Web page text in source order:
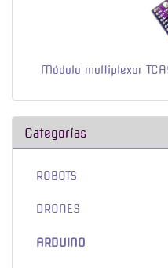
Módulo multiplexor
Categorías
ROBOTS
DRONES
ARDUINO